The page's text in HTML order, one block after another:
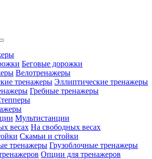
Беговые дорожки
Велотренажеры
Эллиптические тренажеры
Гребные тренажеры
Мультистанции
На свободных весах
Скамьи и стойки
Грузоблочные тренажеры
Опции для тренажеров